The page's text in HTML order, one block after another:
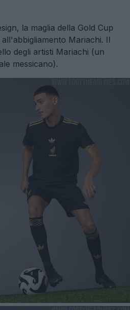
la maglia della Gold Cup
Mariachi. Il
degli artisti Mariachi (un
messicano).